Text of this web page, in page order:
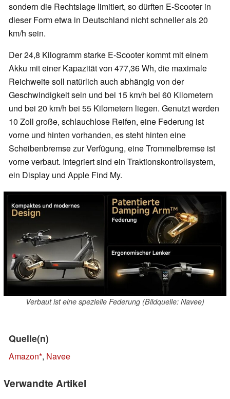
sondern die Rechtslage limitiert, so dürften E-Scooter in
dieser Form etwa in Deutschland nicht schneller als 20
km/h sein.
Der 24,8 Kilogramm starke E-Scooter kommt mit einem
Akku mit einer Kapazität von 477,36 Wh, die maximale
Reichweite soll natürlich auch abhängig von der
Geschwindigkeit sein und bei 15 km/h bei 60 Kilometern
und bei 20 km/h bei 55 Kilometern liegen. Genutzt werden
10 Zoll große, schlauchlose Reifen, eine Federung ist
vorne und hinten vorhanden, es steht hinten eine
Scheibenbremse zur Verfügung, eine Trommelbremse ist
vorne verbaut. Integriert sind ein Traktionskontrollsystem,
ein Display und Apple Find My.
Verbaut ist eine spezielle Federung (Bildquelle: Navee)
Quelle(n)
Amazon , Navee
Verwandte Artikel